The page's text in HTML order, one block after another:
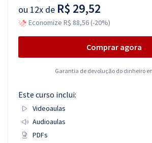
ou 12x de R$ 29,52
Economize R$ 88,56 (-20%)
Comprar agora
Garantia de devolução do dinheiro
Este curso inclui:
Videoaulas
Audioaulas
PDFs